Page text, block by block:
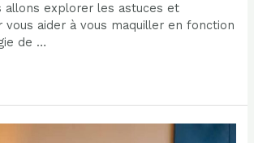
allons explorer les astuces et
vous aider à vous maquiller en fonction
de …